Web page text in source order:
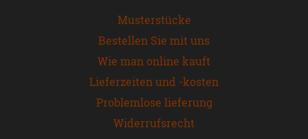
Musterstücke
Bestellen Sie mit uns
Wie man online kauft
Lieferzeiten und -kosten
Problemlose lieferung
Widerrufsrecht